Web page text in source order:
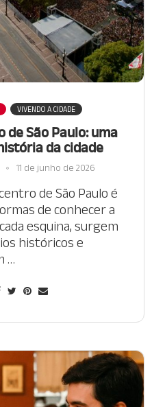
VIVENDO A CIDADE
de São Paulo: uma
da cidade
11 de junho de 2026
de São Paulo é
de conhecer a
esquina, surgem
históricos e
…